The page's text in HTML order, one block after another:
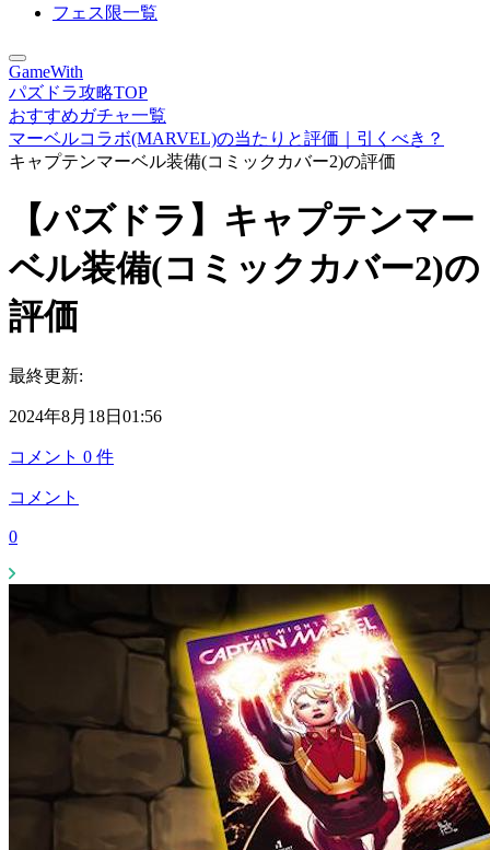
フェス限一覧
GameWith
パズドラ攻略TOP
おすすめガチャ一覧
マーベルコラボ(MARVEL)の当たりと評価｜引くべき？
キャプテンマーベル装備(コミックカバー2)の評価
【パズドラ】キャプテンマー
ベル装備(コミックカバー2)の
評価
最終更新:
2024年8月18日01:56
コメント 0 件
コメント
0